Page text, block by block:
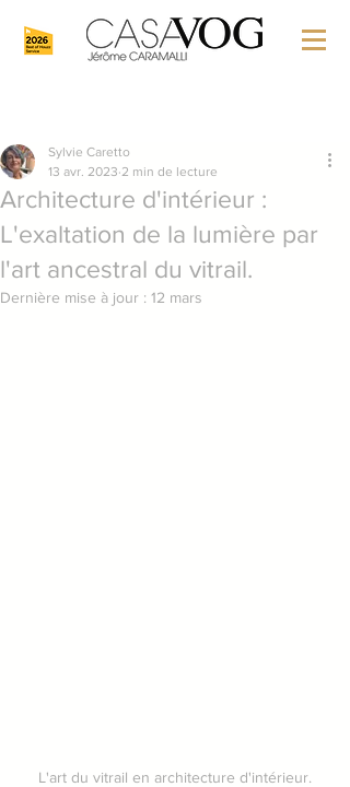
Architecture d'intérieur :
L'exaltation de la lumière par
l'art ancestral du vitrail.
Sylvie Caretto
13 avr. 2023 2 min de lecture
Dernière mise à jour : 12 mars
L'art du vitrail en architecture d'intérieur.